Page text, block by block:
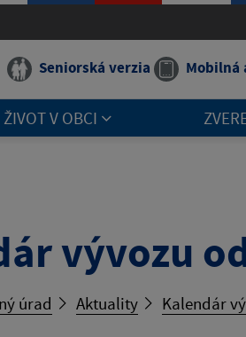
Seniorská verzia Mobilná
ŽIVOT V OBCI
vývozu
úrad Aktuality Kalendár